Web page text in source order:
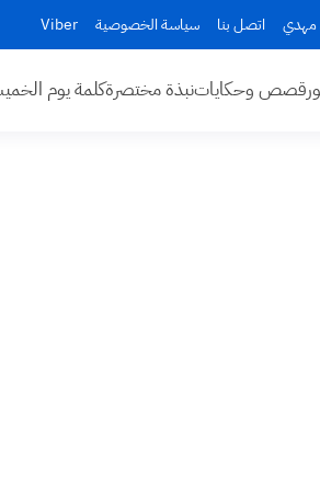
مهدي اتصل بنا سياسة الخصوصية Viber
قصص وحكاياتنبذة مختصرةكلمة يوم